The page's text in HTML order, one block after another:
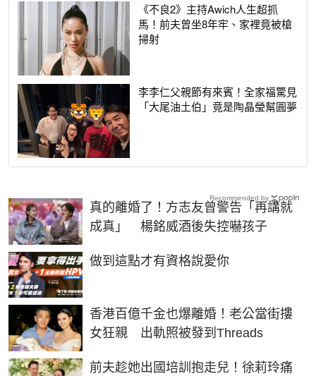
《不良2》主持Awich人生超抓
馬！前夫曾坐8年牢、家裡竟被槍
掃射
李李仁父親節有來賓！全家福驚見
「大尾油土伯」竟是陶晶瑩幫圓夢
真的離婚了！方志友曾警告「再講就
成真」 楊銘威酒後失控嚇孩子
做到這點才有資格說愛你
PR
香港百億千金也爆離婚！老公當街摟
女狂親 出軌照被發到Threads
前夫趁她出國培訓抱走兒！徐莉玲痛
Recommended by